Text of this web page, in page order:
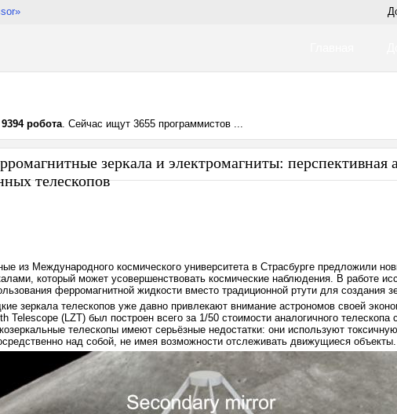
9394 робота. Сейчас ищут 3655 программистов ...
зеркала и электромагниты: перспективная
телескопов
из Международного космического университета в Страсбурге предложили
который может усовершенствовать космические наблюдения. В работе
ферромагнитной жидкости вместо традиционной ртути для создания
зеркала телескопов уже давно привлекают внимание астрономов своей
Telescope (LZT) был построен всего за 1/50 стоимости аналогичного
телескопы имеют серьёзные недостатки: они используют
над собой, не имея возможности отслеживать движущиеся объекты.